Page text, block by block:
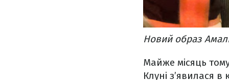
Новий образ
Майже місяць
Клуні з’явилася в